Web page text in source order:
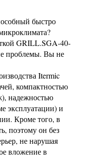
быстро
GRILL.SGA-40-
проблемы. Вы не
Itermic
компактностью
надежностью
эксплуатации) и
Кроме того, в
поэтому он без
не нарушая
вложение в